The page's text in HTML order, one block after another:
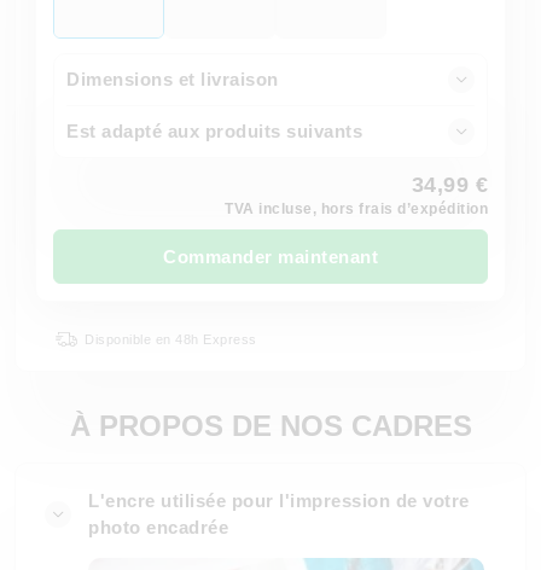
Dimensions et livraison
Est adapté aux produits suivants
34,99 €
TVA incluse, hors frais d’expédition
Commander maintenant
Disponible en 48h Express
À PROPOS DE NOS CADRES
L'encre utilisée pour l'impression de votre
photo encadrée